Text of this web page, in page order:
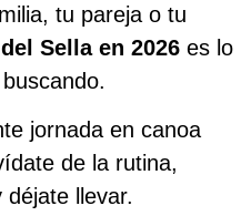
tu pareja o tu
Sella en 2026 es lo
jornada en canoa
de la rutina,
llevar.